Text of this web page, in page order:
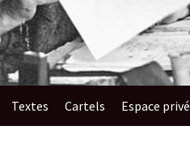
Textes Cartels Espace privé